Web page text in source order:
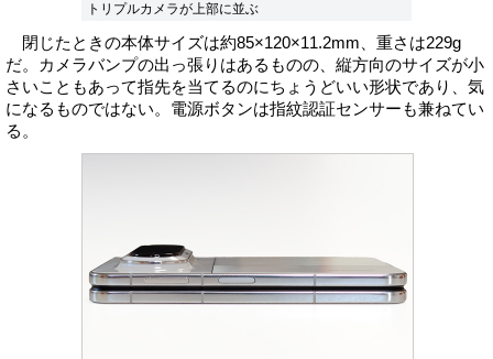
トリプルカメラが上部に並ぶ
閉じたときの本体サイズは約85×120×11.2mm、重さは229g
だ。カメラバンプの出っ張りはあるものの、縦方向のサイズが小
さいこともあって指先を当てるのにちょうどいい形状であり、気
になるものではない。電源ボタンは指紋認証センサーも兼ねてい
る。